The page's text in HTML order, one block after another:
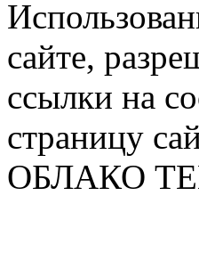
сайте,
ссылки на
страницу
ОБЛАКО